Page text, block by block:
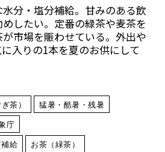
分・塩分補給。甘みのある飲
したい。定番の緑茶や麦茶を
市場を賑わせている。外出や
入りの1本を夏のお供にして
茶）
猛暑・酷暑・残暑
庁
給
お茶（緑茶）